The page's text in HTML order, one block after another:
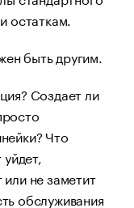
остаткам.
быть другим.
Создает ли
Что
не заметит
обслуживания